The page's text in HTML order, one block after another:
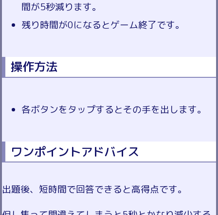
間が5秒減ります。
残り時間が0になるとゲーム終了です。
操作方法
各ボタンをタップするとその手を出します。
ワンポイントアドバイス
出題後、短時間で回答できると高得点です。